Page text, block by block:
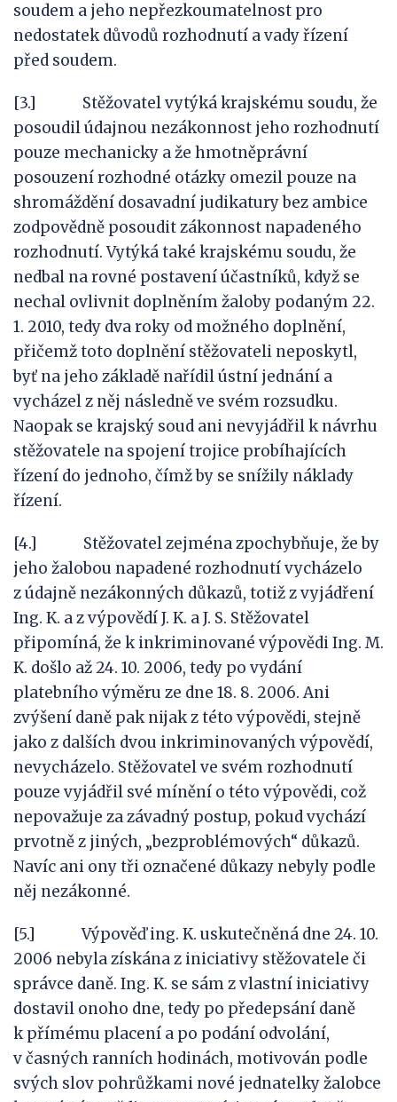
soudem a jeho nepřezkoumatelnost pro
nedostatek důvodů rozhodnutí a vady řízení
před soudem.
[3.] Stěžovatel vytýká krajskému soudu, že
posoudil údajnou nezákonnost jeho rozhodnutí
pouze mechanicky a že hmotněprávní
posouzení rozhodné otázky omezil pouze na
shromáždění dosavadní judikatury bez ambice
zodpovědně posoudit zákonnost napadeného
rozhodnutí. Vytýká také krajskému soudu, že
nedbal na rovné postavení účastníků, když se
nechal ovlivnit doplněním žaloby podaným 22.
1. 2010, tedy dva roky od možného doplnění,
přičemž toto doplnění stěžovateli neposkytl,
byť na jeho základě nařídil ústní jednání a
vycházel z něj následně ve svém rozsudku.
Naopak se krajský soud ani nevyjádřil k návrhu
stěžovatele na spojení trojice probíhajících
řízení do jednoho, čímž by se snížily náklady
řízení.
[4.] Stěžovatel zejména zpochybňuje, že by
jeho žalobou napadené rozhodnutí vycházelo
z údajně nezákonných důkazů, totiž z vyjádření
Ing. K. a z výpovědí J. K. a J. S. Stěžovatel
připomíná, že k inkriminované výpovědi Ing. M.
K. došlo až 24. 10. 2006, tedy po vydání
platebního výměru ze dne 18. 8. 2006. Ani
zvýšení daně pak nijak z této výpovědi, stejně
jako z dalších dvou inkriminovaných výpovědí,
nevycházelo. Stěžovatel ve svém rozhodnutí
pouze vyjádřil své mínění o této výpovědi, což
nepovažuje za závadný postup, pokud vychází
prvotně z jiných, „bezproblémových“ důkazů.
Navíc ani ony tři označené důkazy nebyly podle
něj nezákonné.
[5.] Výpověď ing. K. uskutečněná dne 24. 10.
2006 nebyla získána z iniciativy stěžovatele či
správce daně. Ing. K. se sám z vlastní iniciativy
dostavil onoho dne, tedy po předepsání daně
k přímému placení a po podání odvolání,
v časných ranních hodinách, motivován podle
svých slov pohrůžkami nové jednatelky žalobce